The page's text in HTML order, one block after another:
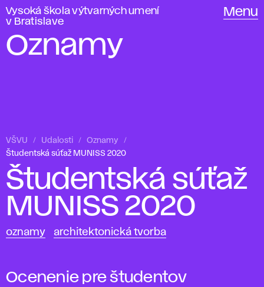
Vysoká škola výtvarných umení
v Bratislave
Menu
Oznamy
VŠVU Udalosti
Oznamy
Študentská súťaž MUNISS 2020
Študentská súťaž
MUNISS 2020
oznamy architektonická tvorba
Ocenenie pre študentov